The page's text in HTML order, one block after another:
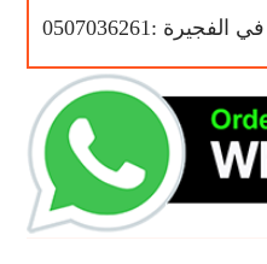
:0507036261